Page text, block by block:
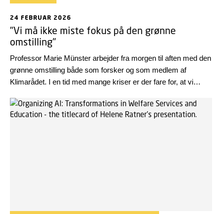
24 FEBRUAR 2026
"Vi må ikke miste fokus på den grønne
omstilling"
Professor Marie Münster arbejder fra morgen til aften med den
grønne omstilling både som forsker og som medlem af
Klimarådet. I en tid med mange kriser er der fare for, at vi
omstilling, så får vi muligvis også løst nogle af de andre kriser
helt automatisk, lyder håbet fra professoren.